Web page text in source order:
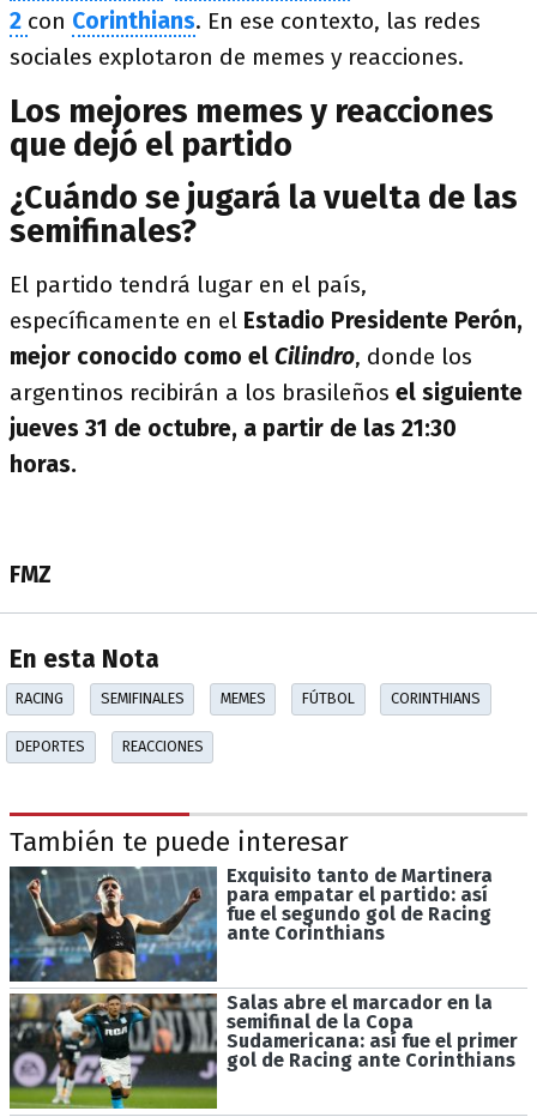
2 con Corinthians. En ese contexto, las redes
sociales explotaron de memes y reacciones.
Los mejores memes y reacciones
que dejó el partido
¿Cuándo se jugará la vuelta de las
semifinales?
El partido tendrá lugar en el país,
específicamente en el Estadio Presidente Perón,
mejor conocido como el Cilindro, donde los
argentinos recibirán a los brasileños el siguiente
jueves 31 de octubre, a partir de las 21:30
horas.
FMZ
En esta Nota
RACING SEMIFINALES MEMES FÚTBOL CORINTHIANS
DEPORTES REACCIONES
También te puede interesar
Exquisito tanto de Martinera
para empatar el partido: así
fue el segundo gol de Racing
ante Corinthians
Salas abre el marcador en la
semifinal de la Copa
Sudamericana: así fue el primer
gol de Racing ante Corinthians